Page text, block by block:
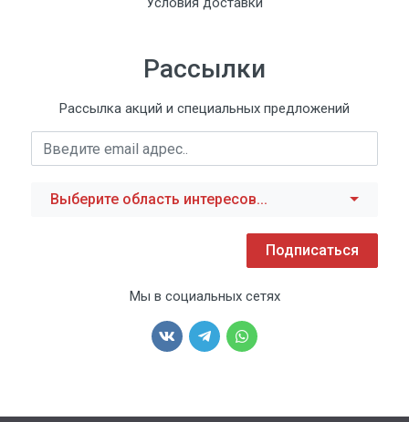
Рассылки
Рассылка акций и специальных предложений
Выберите область интересов...
Подписаться
Мы в социальных сетях